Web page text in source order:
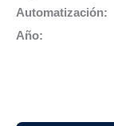
Automatización:
Año: